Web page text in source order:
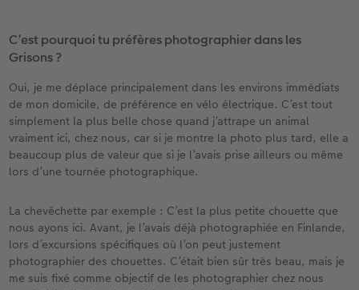
C’est pourquoi tu préfères photographier dans les
Grisons ?
Oui, je me déplace principalement dans les environs immédiats
de mon domicile, de préférence en vélo électrique. C’est tout
simplement la plus belle chose quand j’attrape un animal
vraiment ici, chez nous, car si je montre la photo plus tard, elle a
beaucoup plus de valeur que si je l’avais prise ailleurs ou même
lors d’une tournée photographique.
La chevêchette par exemple : C’est la plus petite chouette que
nous ayons ici. Avant, je l’avais déjà photographiée en Finlande,
lors d’excursions spécifiques où l’on peut justement
photographier des chouettes. C’était bien sûr très beau, mais je
me suis fixé comme objectif de les photographier chez nous